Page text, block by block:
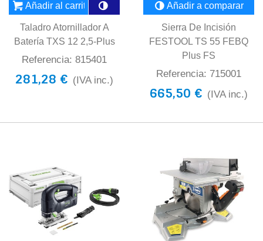
Añadir al carrito
Taladro Atornillador A
Batería TXS 12 2,5-Plus
Referencia: 815401
281,28 € (IVA inc.)
Añadir a comparar
Sierra De Incisión
FESTOOL TS 55 FEBQ
Plus FS
Referencia: 715001
665,50 € (IVA inc.)